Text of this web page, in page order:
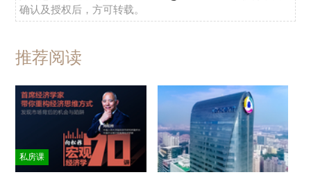
确认及授权后，方可转载。
推荐阅读
私房课